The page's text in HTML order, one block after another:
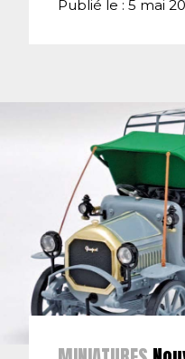
Publié le : 5 mai